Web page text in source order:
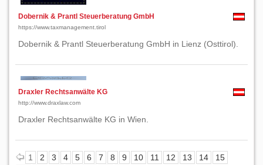
Dobernik & Prantl Steuerberatung GmbH
https://www.taxmanagement.tirol
Dobernik & Prantl Steuerberatung GmbH in Lienz (Osttirol).
Draxler Rechtsanwälte KG
http://www.draxlaw.com
Draxler Rechtsanwälte KG in Wien.
1 2 3 4 5 6 7 8 9 10 11 12 13 14
15